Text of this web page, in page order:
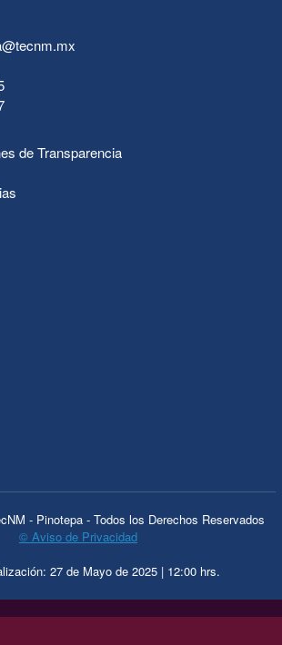
de Transparencia
- Pinotepa - Todos los Derechos Reservados
© Aviso de Privacidad
27 de Mayo de 2025 | 12:00 hrs.